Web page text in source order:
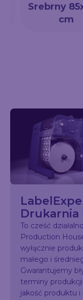
Srebrny
cm
Drukarnia
To cześć
Production
wyłącznie
małego i
Gwarantujemy
terminy produkcji
jakość produktu i